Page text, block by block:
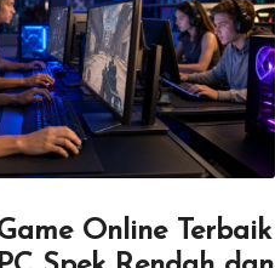
Online Terbaik